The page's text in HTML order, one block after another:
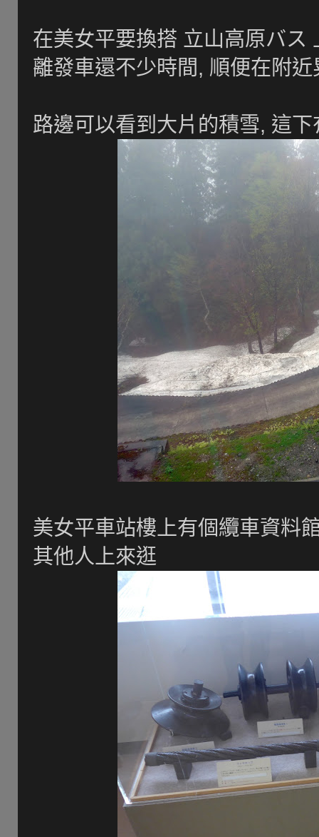
在美女平要換搭 立山高原バス
離發車還不少時間, 順便在附近
路邊可以看到大片的積雪, 這
美女平車站樓上有個纜車資料
其他人上來逛